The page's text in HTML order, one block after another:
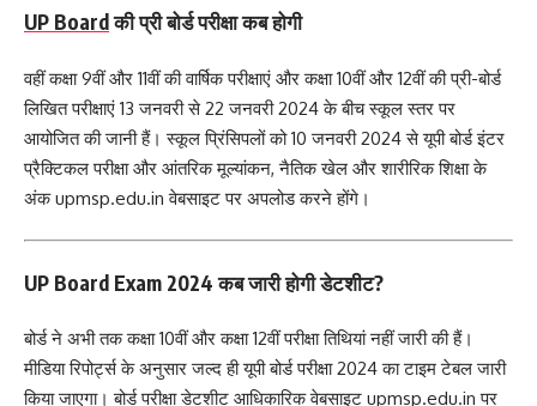
UP Boardकी प्री बोर्ड परीक्षा कब होगी
वहीं कक्षा 9वीं और 11वीं की वार्षिक परीक्षाएं और कक्षा 10वीं और 12वीं की प्री-बोर्ड
लिखित परीक्षाएं 13 जनवरी से 22 जनवरी 2024 के बीच स्कूल स्तर पर
आयोजित की जानी हैं। स्कूल प्रिंसिपलों को 10 जनवरी 2024 से यूपी बोर्ड इंटर
प्रैक्टिकल परीक्षा और आंतरिक मूल्यांकन, नैतिक खेल और शारीरिक शिक्षा के
अंक upmsp.edu.in वेबसाइट पर अपलोड करने होंगे।
UP Board Exam 2024 कब जारी होगी डेटशीट?
बोर्ड ने अभी तक कक्षा 10वीं और कक्षा 12वीं परीक्षा तिथियां नहीं जारी की हैं।
मीडिया रिपोर्ट्स के अनुसार जल्द ही यूपी बोर्ड परीक्षा 2024 का टाइम टेबल जारी
किया जाएगा। बोर्ड परीक्षा डेटशीट आधिकारिक वेबसाइट upmsp.edu.in पर